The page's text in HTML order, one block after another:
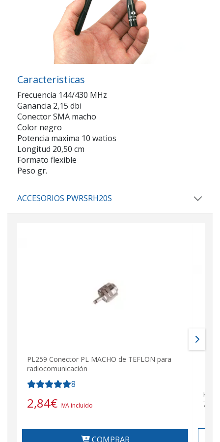
Caracteristicas
Frecuencia 144/430 MHz
Ganancia 2,15 dbi
Conector SMA macho
Color negro
Potencia maxima 10 watios
Longitud 20,50 cm
Formato flexible
Peso gr.
ACCESORIOS PWRSRH20S
PL259 Conector PL MACHO de TEFLON para
radiocomunicación
8
2,84€ IVA incluido
COMPRAR
7cm